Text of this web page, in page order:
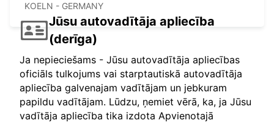
KOELN - GERMANY
Jūsu autovadītāja apliecība
(derīga)
Ja nepieciešams - Jūsu autovadītāja apliecības
oficiāls tulkojums vai starptautiskā autovadītāja
apliecība galvenajam vadītājam un jebkuram
papildu vadītājam. Lūdzu, ņemiet vērā, ka, ja Jūsu
vadītāja apliecība tika izdota Apvienotajā